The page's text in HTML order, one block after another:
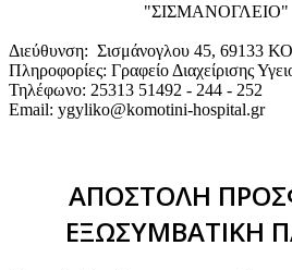
"ΣΙΣΜΑΝΟΓΛΕΙΟ"
Διεύθυνση: Σισμάνογλου 45,
Πληροφορίες: Γραφείο Διαχείρισης
Τηλέφωνο: 25313 51492 - 244 - 252
Email: ygyliko@komotini-hospital.gr
ΑΠΟΣΤΟΛΗ
ΕΞΩΣΥΜΒΑΤΙΚΗ